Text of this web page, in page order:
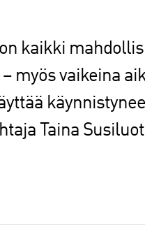
kaikki
myös vaikeina
Taina